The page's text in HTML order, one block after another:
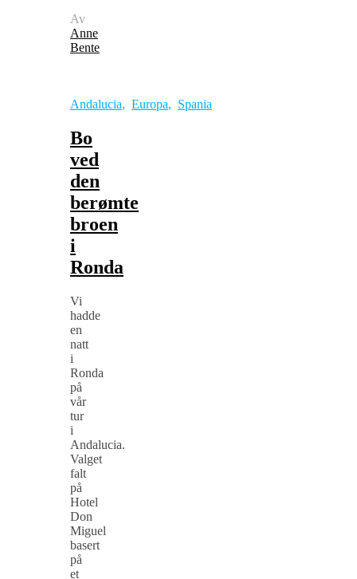
Av
Anne
Bente
Andalucia, Europa, Spania
Bo
ved
den
berømte
broen
i
Ronda
Vi
hadde
en
natt
i
Ronda
på
vår
tur
i
Andalucia.
Valget
falt
på
Hotel
Don
Miguel
basert
på
et